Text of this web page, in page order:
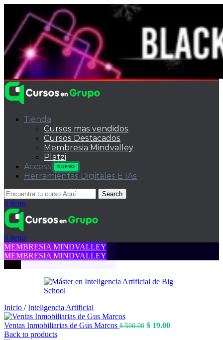
Tienda
Cursos mas vendidos
Cursos Destacados
Membresia Mindvalley
Platzi
Access
NUEVO
Herramientas Digitales E IAs
Search
0 items
0 items
MEMBRESIA MINDVALLEY
MEMBRESIA MINDVALLEY
Inicio / Inteligencia Artificial
Ventas Inmobiliarias de Gus Marcos $500.00 El
$ 19.00El
Back to products